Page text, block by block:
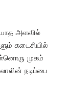
அளவில்
கடைசியில்
முகம்
நடிப்பை